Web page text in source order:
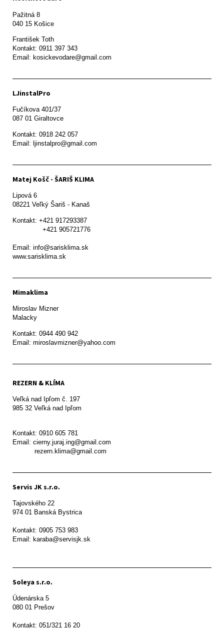
Pažitná 8
František Toth
Kontakt: 0911 397 343
Email: kosickevodare@gmail.com
LJinstalPro
Fučíkova 401/37
087 01 Giraltovce
Kontakt: 0918 242 057
Email: ljinstalpro@gmail.com
Matej Košč - ŠARIŠ KLIMA
Lipová 6
08221 Veľký Šariš - Kanaš
Kontakt: +421 917293387
Email: info@sarisklima.sk
www.sarisklima.sk
Mimaklima
Miroslav Mizner
Malacky
Kontakt: 0944 490 942
REZERN & KLÍMA
Veľká nad Ipľom č. 197
985 32 Veľká nad Ipľom
Kontakt: 0910 605 781
Email: cierny.juraj.ing@gmail.com
           rezern.klima@gmail.com
Servis JK s.r.o.
Tajovského 22
974 01 Banská Bystrica
Kontakt: 0905 753 983
Email: karaba@servisjk.sk
Soleya s.r.o.
Údenárska 5
080 01 Prešov
Kontakt: 051/321 16 20